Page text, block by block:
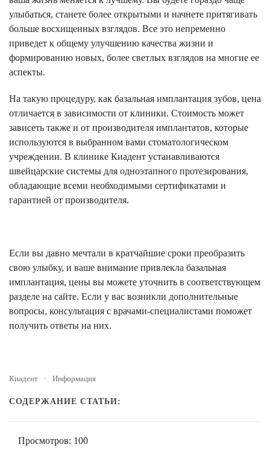
улыбаться, станете более открытыми и начнете притягивать
больше восхищенных взглядов. Все это непременно
приведет к общему улучшению качества жизни и
формированию новых, более светлых взглядов на многие ее
аспекты.
На такую процедуру, как базальная имплантация зубов, цена
отличается в зависимости от клиники. Стоимость может
зависеть также и от производителя имплантатов, которые
используются в выбранном вами стоматологическом
учреждении. В клинике Киадент устанавливаются
швейцарские системы для одноэтапного протезирования,
обладающие всеми необходимыми сертификатами и
гарантией от производителя.
Если вы давно мечтали в кратчайшие сроки преобразить
свою улыбку, и ваше внимание привлекла базальная
имплантация, цены вы можете уточнить в соответствующем
разделе на сайте. Если у вас возникли дополнительные
вопросы, консультация с врачами-специалистами поможет
получить ответы на них.
Киадент Информация
СОДЕРЖАНИЕ СТАТЬИ:
Просмотров: 100